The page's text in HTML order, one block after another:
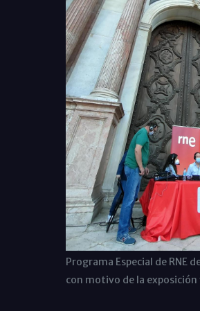
Programa Especial de RNE
con motivo de la